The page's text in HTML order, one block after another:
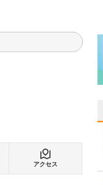
アクセス